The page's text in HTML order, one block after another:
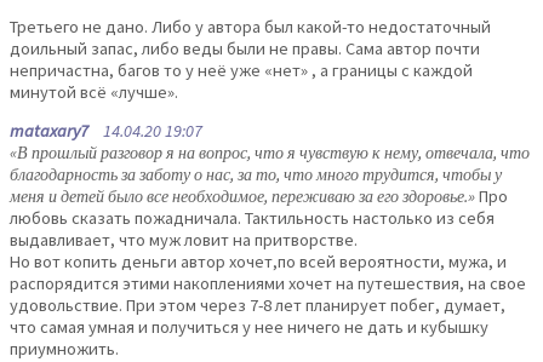
Третьего не дано. Либо у автора был какой-то недостаточный
доильный запас, либо веды были не правы. Сама автор почти
непричастна, багов то у неё уже «нет» , а границы с каждой
минутой всё «лучше».
mataxary714.04.20 19:07
«В прошлый разговор я на вопрос, что я чувствую к нему, отвечала, что
благодарность за заботу о нас, за то, что много трудится, чтобы у
меня и детей было все необходимое, переживаю за его здоровье.»Про
любовь сказать пожадничала. Тактильность настолько из себя
выдавливает, что муж ловит на притворстве.
Но вот копить деньги автор хочет,по всей вероятности, мужа, и
распорядится этими накоплениями хочет на путешествия, на свое
удовольствие. При этом через 7-8 лет планирует побег, думает,
что самая умная и получиться у нее ничего не дать и кубышку
приумножить.